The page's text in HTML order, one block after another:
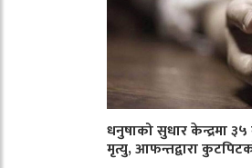
धनुषाको सुधार केन्द्रमा
मृत्यु, आफन्तद्वारा